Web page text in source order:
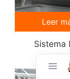
Sistema
Leer